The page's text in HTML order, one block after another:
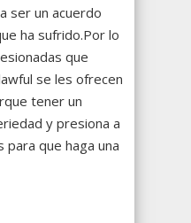
ser un acuerdo
ha sufrido.Por lo
que
se les ofrecen
tener un
y presiona a
para que haga una